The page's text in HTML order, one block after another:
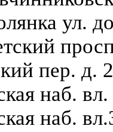
ул.
пер. д. 2
наб.
наб.